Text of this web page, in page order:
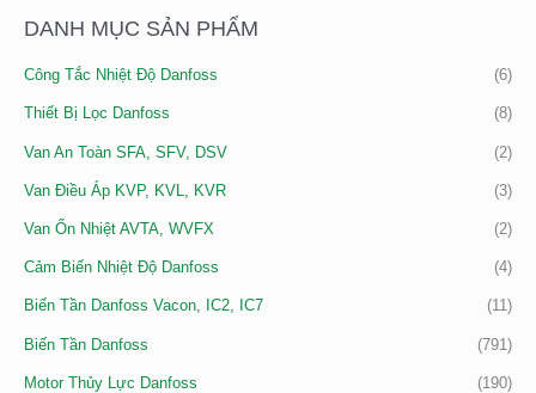
K
Ế
M
DANH MỤC SẢN PHẨM
Công Tắc Nhiệt Độ Danfoss (6)
Thiết Bị Lọc Danfoss (8)
Van An Toàn SFA, SFV, DSV (2)
Van Điều Áp KVP, KVL, KVR (3)
Van Ổn Nhiệt AVTA, WVFX (2)
Cảm Biến Nhiệt Độ Danfoss (4)
Biến Tần Danfoss Vacon, IC2, IC7 (11)
Biến Tần Danfoss (791)
Motor Thủy Lực Danfoss (190)